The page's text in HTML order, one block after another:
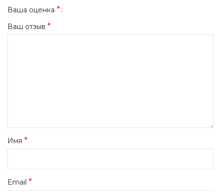
Ваша оценка *
Ваш отзыв *
Имя *
Email *